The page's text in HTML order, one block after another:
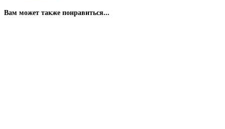
Вам может также понравиться...